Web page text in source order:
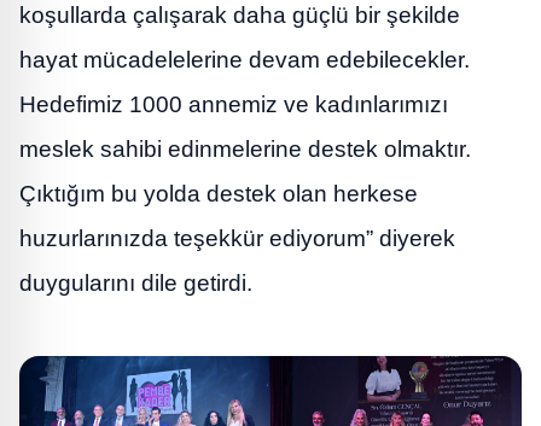
koşullarda çalışarak daha güçlü bir şekilde
hayat mücadelelerine devam edebilecekler.
Hedefimiz 1000 annemiz ve kadınlarımızı
meslek sahibi edinmelerine destek olmaktır.
Çıktığım bu yolda destek olan herkese
huzurlarınızda teşekkür ediyorum” diyerek
duygularını dile getirdi.